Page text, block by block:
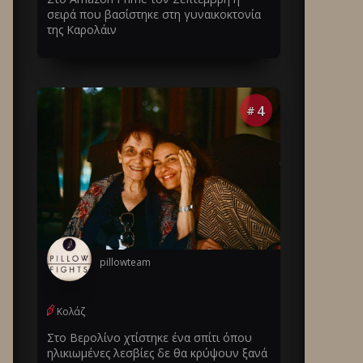
σειρά που βασίστηκε στη γυναικοκτονία
της Καρολάιν
# 4
pillowteam
Κολάζ
Στο Βερολίνο χτίστηκε ένα σπίτι όπου
ηλικιωμένες λεσβίες δε θα κρύψουν ξανά